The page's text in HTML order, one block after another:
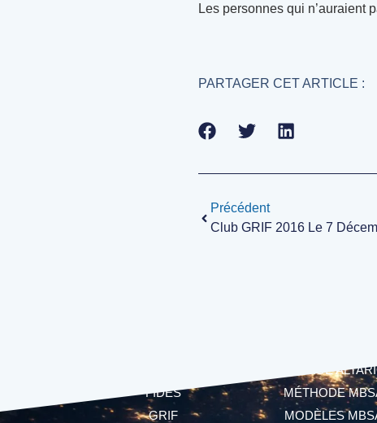
Les personnes qui n’auraient
PARTAGER CET ARTICLE :
Précédent
Club GRIF 2016 Le 7
FIDES
GRIF
LANGAGE
MÉTHODE
MODÈLES